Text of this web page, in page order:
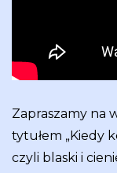
Zapraszamy na
tytułem „Kiedy
czyli blaski i